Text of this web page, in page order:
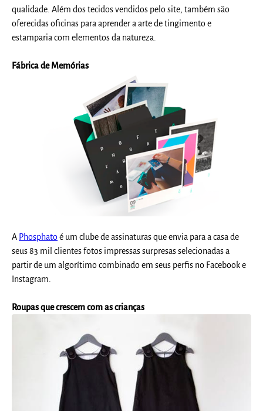
qualidade. Além dos tecidos vendidos pelo site, também são
oferecidas oficinas para aprender a arte de tingimento e
estamparia com elementos da natureza.
Fábrica de Memórias
A Phosphatoé um clube de assinaturas que envia para a casa de
seus 83 mil clientes fotos impressas surpresas selecionadas a
partir de um algorítimo combinado em seus perfis no Facebook e
Instagram.
Roupas que crescem com as crianças